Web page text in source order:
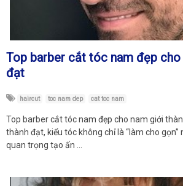
Top barber cắt tóc nam đẹp cho
đạt
haircut toc nam dep cat toc nam
Top barber cắt tóc nam đẹp cho nam giới
thành đạt, kiểu tóc không chỉ là “làm cho
quan trọng tạo ấn …